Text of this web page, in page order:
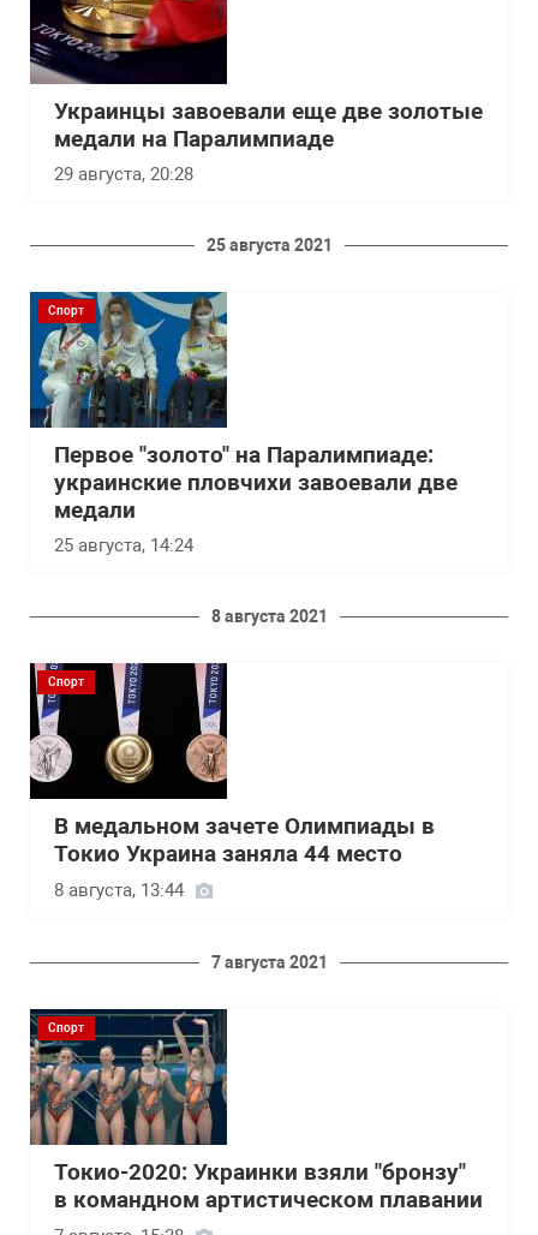
Украинцы завоевали еще две золотые
медали на Паралимпиаде
29 августа, 20:28
25 августа 2021
Спорт
Первое "золото" на Паралимпиаде:
украинские пловчихи завоевали две
медали
25 августа, 14:24
8 августа 2021
Спорт
В медальном зачете Олимпиады в
Токио Украина заняла 44 место
8 августа, 13:44
7 августа 2021
Спорт
Токио-2020: Украинки взяли "бронзу"
в командном артистическом плавании